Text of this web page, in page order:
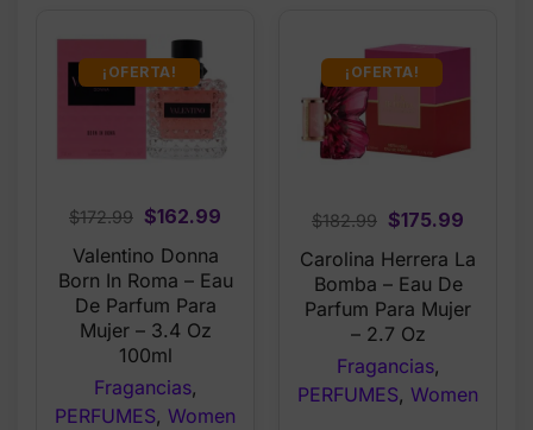
¡OFERTA!
$172.99 Original
price
was:
$172.99.
$162.99
is:
Valentino Donna
Born In Roma – Eau
De Parfum Para
Mujer – 3.4 Oz
100ml
Fragancias,
PERFUMES, Women
¡OFERTA!
$182.99 Original
price
was:
$182.99.
$175.99
Carolina Herrera La
Bomba – Eau De
Parfum Para Mujer
– 2.7 Oz
Fragancias,
PERFUMES, Women